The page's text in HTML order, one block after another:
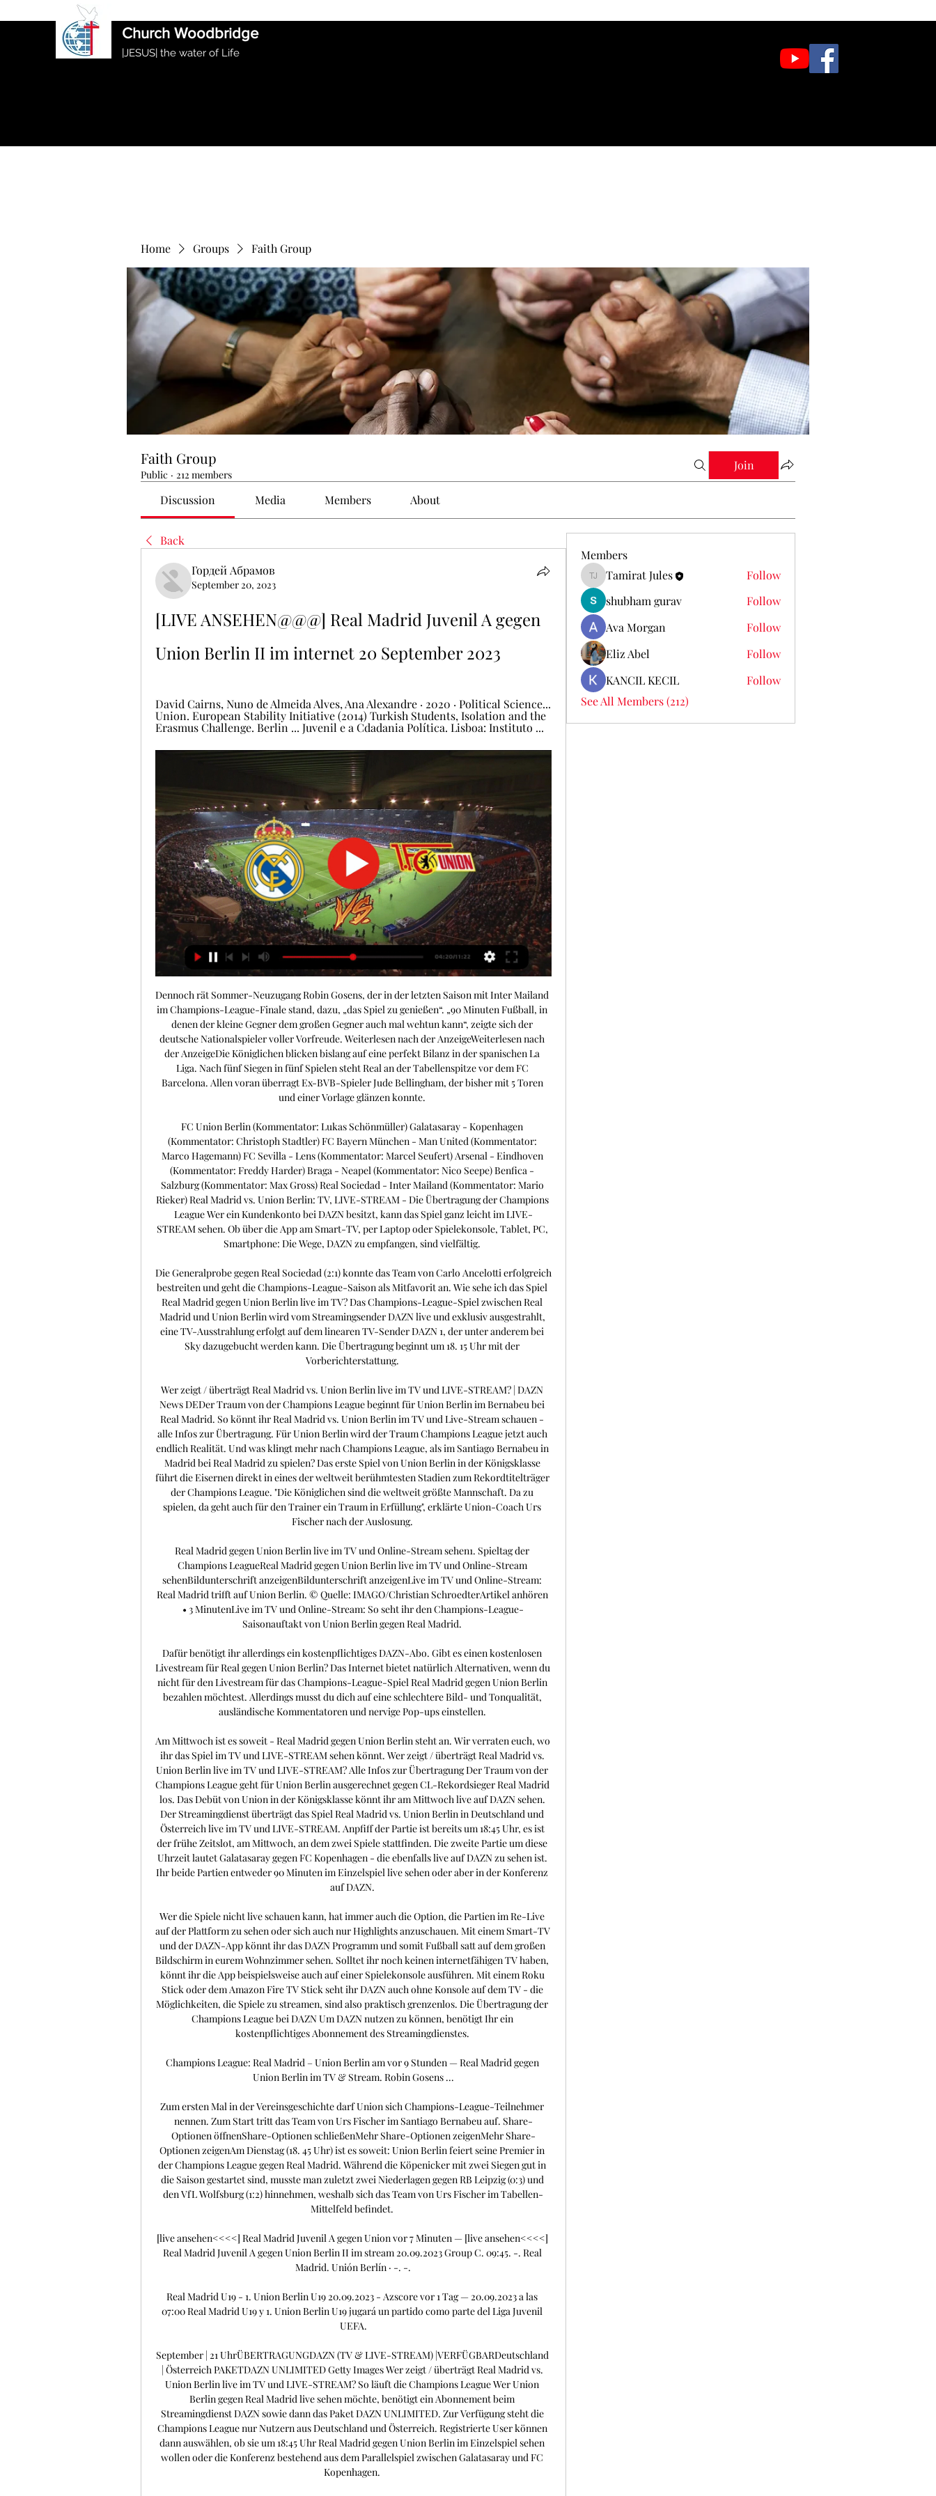
Church Woodbridge
|JESUS| the water of Life
Home Groups Faith Group
Faith Group
Public · 212 members
Join
Discussion Media Members About
Back
Гордей Абрамов
September 20, 2023
[LIVE ANSEHEN@@@] Real Madrid Juvenil A gegen
Union Berlin II im internet 20 September 2023
David Cairns, ‎Nuno de Almeida Alves, ‎Ana Alexandre · 2020 · ‎Political Science...
Union. European Stability Initiative (2014) Turkish Students, Isolation and the
Erasmus Challenge. Berlin ... Juvenil e a Cdadania Política. Lisboa: Instituto ...
Dennoch rät Sommer-Neuzugang Robin Gosens, der in der letzten Saison mit Inter Mailand
im Champions-League-Finale stand, dazu, „das Spiel zu genießen“. „90 Minuten Fußball, in
denen der kleine Gegner dem großen Gegner auch mal wehtun kann“, zeigte sich der
deutsche Nationalspieler voller Vorfreude. Weiterlesen nach der AnzeigeWeiterlesen nach
der AnzeigeDie Königlichen blicken bislang auf eine perfekt Bilanz in der spanischen La
Liga. Nach fünf Siegen in fünf Spielen steht Real an der Tabellenspitze vor dem FC
Barcelona. Allen voran überragt Ex-BVB-Spieler Jude Bellingham, der bisher mit 5 Toren
und einer Vorlage glänzen konnte.
FC Union Berlin (Kommentator: Lukas Schönmüller) Galatasaray - Kopenhagen
(Kommentator: Christoph Stadtler) FC Bayern München - Man United (Kommentator:
Marco Hagemann) FC Sevilla - Lens (Kommentator: Marcel Seufert) Arsenal - Eindhoven
(Kommentator: Freddy Harder) Braga - Neapel (Kommentator: Nico Seepe) Benfica -
Salzburg (Kommentator: Max Gross) Real Sociedad - Inter Mailand (Kommentator: Mario
Rieker) Real Madrid vs. Union Berlin: TV, LIVE-STREAM - Die Übertragung der Champions
League Wer ein Kundenkonto bei DAZN besitzt, kann das Spiel ganz leicht im LIVE-
STREAM sehen. Ob über die App am Smart-TV, per Laptop oder Spielekonsole, Tablet, PC,
Smartphone: Die Wege, DAZN zu empfangen, sind vielfältig.
Die Generalprobe gegen Real Sociedad (2:1) konnte das Team von Carlo Ancelotti erfolgreich
bestreiten und geht die Champions-League-Saison als Mitfavorit an. Wie sehe ich das Spiel
Real Madrid gegen Union Berlin live im TV? Das Champions-League-Spiel zwischen Real
Madrid und Union Berlin wird vom Streamingsender DAZN live und exklusiv ausgestrahlt,
eine TV-Ausstrahlung erfolgt auf dem linearen TV-Sender DAZN 1, der unter anderem bei
Sky dazugebucht werden kann. Die Übertragung beginnt um 18. 15 Uhr mit der
Vorberichterstattung.
Wer zeigt / überträgt Real Madrid vs. Union Berlin live im TV und LIVE-STREAM? | DAZN
News DEDer Traum von der Champions League beginnt für Union Berlin im Bernabeu bei
Real Madrid. So könnt ihr Real Madrid vs. Union Berlin im TV und Live-Stream schauen -
alle Infos zur Übertragung. Für Union Berlin wird der Traum Champions League jetzt auch
endlich Realität. Und was klingt mehr nach Champions League, als im Santiago Bernabeu in
Madrid bei Real Madrid zu spielen? Das erste Spiel von Union Berlin in der Königsklasse
führt die Eisernen direkt in eines der weltweit berühmtesten Stadien zum Rekordtitelträger
der Champions League. "Die Königlichen sind die weltweit größte Mannschaft. Da zu
spielen, da geht auch für den Trainer ein Traum in Erfüllung", erklärte Union-Coach Urs
Fischer nach der Auslosung.
Real Madrid gegen Union Berlin live im TV und Online-Stream sehen1. Spieltag der
Champions LeagueReal Madrid gegen Union Berlin live im TV und Online-Stream
sehenBildunterschrift anzeigenBildunterschrift anzeigenLive im TV und Online-Stream:
Real Madrid trifft auf Union Berlin. © Quelle: IMAGO/Christian SchroedterArtikel anhören
• 3 MinutenLive im TV und Online-Stream: So seht ihr den Champions-League-
Saisonauftakt von Union Berlin gegen Real Madrid.
Dafür benötigt ihr allerdings ein kostenpflichtiges DAZN-Abo. Gibt es einen kostenlosen
Livestream für Real gegen Union Berlin? Das Internet bietet natürlich Alternativen, wenn du
nicht für den Livestream für das Champions-League-Spiel Real Madrid gegen Union Berlin
bezahlen möchtest. Allerdings musst du dich auf eine schlechtere Bild- und Tonqualität,
ausländische Kommentatoren und nervige Pop-ups einstellen.
Am Mittwoch ist es soweit - Real Madrid gegen Union Berlin steht an. Wir verraten euch, wo
ihr das Spiel im TV und LIVE-STREAM sehen könnt. Wer zeigt / überträgt Real Madrid vs.
Union Berlin live im TV und LIVE-STREAM? Alle Infos zur Übertragung Der Traum von der
Champions League geht für Union Berlin ausgerechnet gegen CL-Rekordsieger Real Madrid
los. Das Debüt von Union in der Königsklasse könnt ihr am Mittwoch live auf DAZN sehen.
Der Streamingdienst überträgt das Spiel Real Madrid vs. Union Berlin in Deutschland und
Österreich live im TV und LIVE-STREAM. Anpfiff der Partie ist bereits um 18:45 Uhr, es ist
der frühe Zeitslot, am Mittwoch, an dem zwei Spiele stattfinden. Die zweite Partie um diese
Uhrzeit lautet Galatasaray gegen FC Kopenhagen - die ebenfalls live auf DAZN zu sehen ist.
Ihr beide Partien entweder 90 Minuten im Einzelspiel live sehen oder aber in der Konferenz
auf DAZN.
Wer die Spiele nicht live schauen kann, hat immer auch die Option, die Partien im Re-Live
auf der Plattform zu sehen oder sich auch nur Highlights anzuschauen. Mit einem Smart-TV
und der DAZN-App könnt ihr das DAZN Programm und somit Fußball satt auf dem großen
Bildschirm in eurem Wohnzimmer sehen. Solltet ihr noch keinen internetfähigen TV haben,
könnt ihr die App beispielsweise auch auf einer Spielekonsole ausführen. Mit einem Roku
Stick oder dem Amazon Fire TV Stick seht ihr DAZN auch ohne Konsole auf dem TV - die
Möglichkeiten, die Spiele zu streamen, sind also praktisch grenzenlos. Die Übertragung der
Champions League bei DAZN Um DAZN nutzen zu können, benötigt Ihr ein
kostenpflichtiges Abonnement des Streamingdienstes.
Champions League: Real Madrid – Union Berlin am vor 9 Stunden — Real Madrid gegen
Union Berlin im TV & Stream. Robin Gosens ...
Zum ersten Mal in der Vereinsgeschichte darf Union sich Champions-League-Teilnehmer
nennen. Zum Start tritt das Team von Urs Fischer im Santiago Bernabeu auf. Share-
Optionen öffnenShare-Optionen schließenMehr Share-Optionen zeigenMehr Share-
Optionen zeigenAm Dienstag (18. 45 Uhr) ist es soweit: Union Berlin feiert seine Premier in
der Champions League gegen Real Madrid. Während die Köpenicker mit zwei Siegen gut in
die Saison gestartet sind, musste man zuletzt zwei Niederlagen gegen RB Leipzig (0:3) und
den VfL Wolfsburg (1:2) hinnehmen, weshalb sich das Team von Urs Fischer im Tabellen-
Mittelfeld befindet.
[live ansehen<<<<] Real Madrid Juvenil A gegen Union vor 7 Minuten — [live ansehen<<<<]
Real Madrid Juvenil A gegen Union Berlin II im stream 20.09.2023 Group C. 09:45. -. Real
Madrid. Unión Berlín · -. -.
Real Madrid U19 - 1. Union Berlin U19 20.09.2023 - Azscore vor 1 Tag — 20.09.2023 a las
07:00 Real Madrid U19 y 1. Union Berlin U19 jugará un partido como parte del Liga Juvenil
UEFA.
September | 21 UhrÜBERTRAGUNGDAZN (TV & LIVE-STREAM) |VERFÜGBARDeutschland
| Österreich PAKETDAZN UNLIMITED Getty Images Wer zeigt / überträgt Real Madrid vs.
Union Berlin live im TV und LIVE-STREAM? So läuft die Champions League Wer Union
Berlin gegen Real Madrid live sehen möchte, benötigt ein Abonnement beim
Streamingdienst DAZN sowie dann das Paket DAZN UNLIMITED. Zur Verfügung steht die
Champions League nur Nutzern aus Deutschland und Österreich. Registrierte User können
dann auswählen, ob sie um 18:45 Uhr Real Madrid gegen Union Berlin im Einzelspiel sehen
wollen oder die Konferenz bestehend aus dem Parallelspiel zwischen Galatasaray und FC
Kopenhagen.
Members
Tamirat Jules
Tamirat Jules
Follow
shubham gurav
Follow
Ava Morgan
Follow
Eliz Abel
Follow
KANCIL KECIL
Follow
See All Members (212)